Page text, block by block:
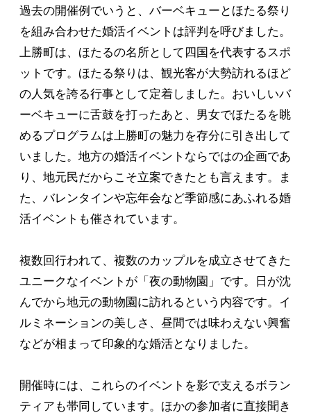
過去の開催例でいうと、バーベキューとほたる祭り
を組み合わせた婚活イベントは評判を呼びました。
上勝町は、ほたるの名所として四国を代表するスポ
ットです。ほたる祭りは、観光客が大勢訪れるほど
の人気を誇る行事として定着しました。おいしいバ
ーベキューに舌鼓を打ったあと、男女でほたるを眺
めるプログラムは上勝町の魅力を存分に引き出して
いました。地方の婚活イベントならではの企画であ
り、地元民だからこそ立案できたとも言えます。ま
た、バレンタインや忘年会など季節感にあふれる婚
活イベントも催されています。
複数回行われて、複数のカップルを成立させてきた
ユニークなイベントが「夜の動物園」です。日が沈
んでから地元の動物園に訪れるという内容です。イ
ルミネーションの美しさ、昼間では味わえない興奮
などが相まって印象的な婚活となりました。
開催時には、これらのイベントを影で支えるボラン
ティアも帯同しています。ほかの参加者に直接聞き